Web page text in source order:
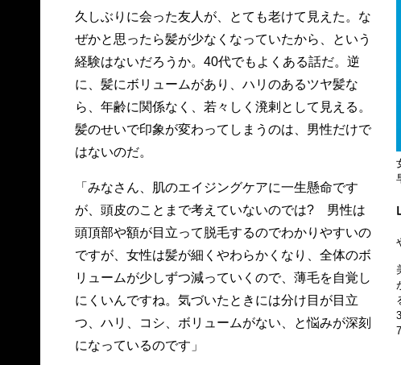
久しぶりに会った友人が、とても老けて見えた。な
ぜかと思ったら髪が少なくなっていたから、という
経験はないだろうか。40代でもよくある話だ。逆
に、髪にボリュームがあり、ハリのあるツヤ髪な
ら、年齢に関係なく、若々しく溌剌として見える。
髪のせいで印象が変わってしまうのは、男性だけで
はないのだ。
「みなさん、肌のエイジングケアに一生懸命です
が、頭皮のことまで考えていないのでは? 男性は
頭頂部や額が目立って脱毛するのでわかりやすいの
ですが、女性は髪が細くやわらかくなり、全体のボ
リュームが少しずつ減っていくので、薄毛を自覚し
にくいんですね。気づいたときには分け目が目立
つ、ハリ、コシ、ボリュームがない、と悩みが深刻
になっているのです」